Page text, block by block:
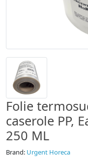
Folie
caserole PP,
250 ML
Brand: Urgent Horeca